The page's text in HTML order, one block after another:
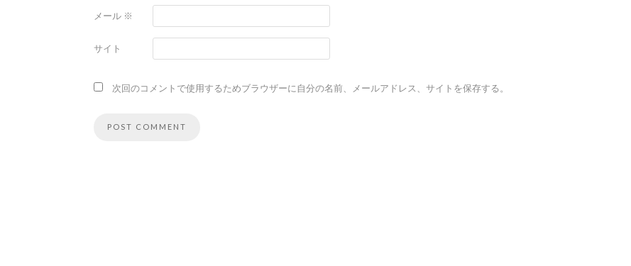
メール ※
サイト
次回のコメントで使用するためブラウザーに自分の名前、メールアドレス、サイトを保存する。